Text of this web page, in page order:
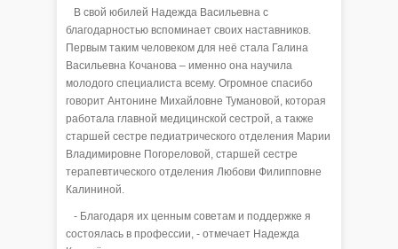
В свой юбилей Надежда Васильевна с
благодарностью вспоминает своих наставников.
Первым таким человеком для неё стала Галина
Васильевна Кочанова – именно она научила
молодого специалиста всему. Огромное спасибо
говорит Антонине Михайловне Тумановой, которая
работала главной медицинской сестрой, а также
старшей сестре педиатрического отделения Марии
Владимировне Погореловой, старшей сестре
терапевтического отделения Любови Филипповне
Калининой.
- Благодаря их ценным советам и поддержке я
состоялась в профессии, - отмечает Надежда